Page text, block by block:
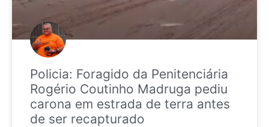
Policia: Foragido da Penitenciária
Rogério Coutinho Madruga pediu
carona em estrada de terra antes
de ser recapturado